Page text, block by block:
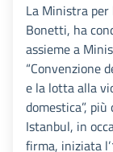
La Ministra
Bonetti, ha
assieme a
“Convenzione
e la lotta alla
domestica”,
Istanbul, in
firma, iniziata